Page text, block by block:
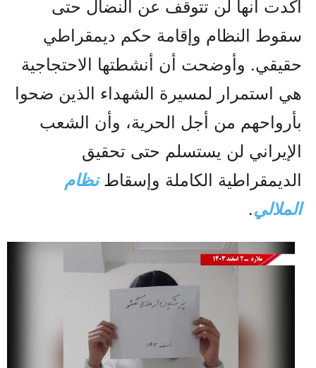
أكدت أنها لن تتوقف عن النضال حتى
سقوط النظام وإقامة حكم ديمقراطي
حقيقي. وأوضحت أن أنشطتها الاحتجاجية
هي استمرار لمسيرة الشهداء الذين ضحوا
بأرواحهم من أجل الحرية، وأن الشعب
الإيراني لن يستسلم حتى تحقيق
الديمقراطية الكاملة وإسقاطنظام
الملالي.